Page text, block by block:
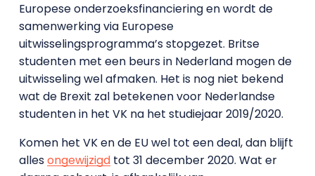
Europese onderzoeksfinanciering en wordt de
samenwerking via Europese
uitwisselingsprogramma’s stopgezet. Britse
studenten met een beurs in Nederland mogen de
uitwisseling wel afmaken. Het is nog niet bekend
wat de Brexit zal betekenen voor Nederlandse
studenten in het VK na het studiejaar 2019/2020.
Komen het VK en de EU wel tot een deal, dan blijft
allesongewijzigdtot 31 december 2020. Wat er